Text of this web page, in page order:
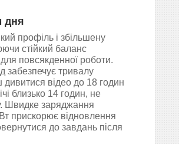
дня
профіль і збільшену
стійкий баланс
повсякденної роботи.
забезпечує тривалу
відео до 18 годин
близько 14 годин, не
Швидке заряджання
прискорює відновлення
до завдань після